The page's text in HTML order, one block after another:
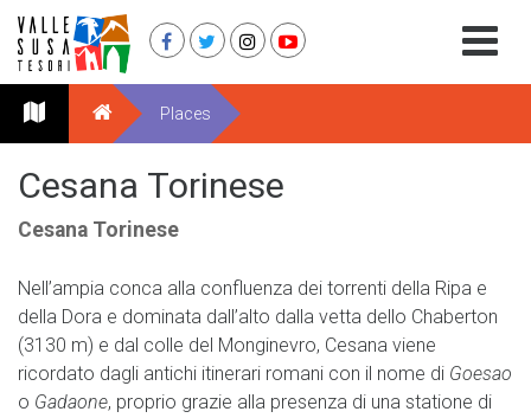
Places
Cesana Torinese
Cesana Torinese
Nell’ampia conca alla confluenza dei torrenti della Ripa e
della Dora e dominata dall’alto dalla vetta dello Chaberton
(3130 m) e dal colle del Monginevro, Cesana viene
ricordato dagli antichi itinerari romani con il nome di Goesao
o Gadaone, proprio grazie alla presenza di una statione di